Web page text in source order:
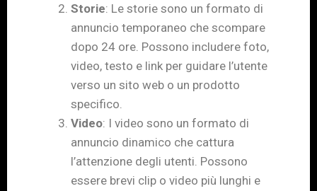
Storie: Le storie sono un formato di
annuncio temporaneo che scompare
dopo 24 ore. Possono includere foto,
video, testo e link per guidare l’utente
verso un sito web o un prodotto
specifico.
Video: I video sono un formato di
annuncio dinamico che cattura
l’attenzione degli utenti. Possono
essere brevi clip o video più lunghi e